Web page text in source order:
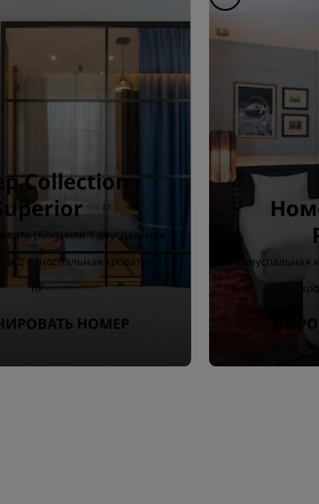
Collection
(King) или 1 двуспальная
2 односпальная кровать · 27
m²
НОМЕР
1 двуспальная